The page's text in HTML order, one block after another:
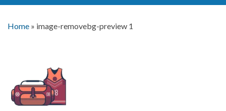
Home » image-removebg-preview 1